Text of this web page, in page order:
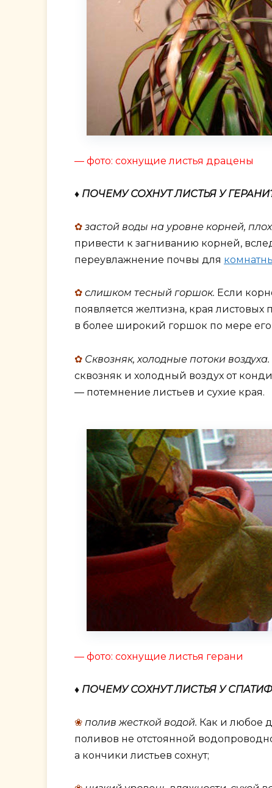
— фото: сохнущие листья драцены
♦ ПОЧЕМУ СОХНУТ ЛИСТЬЯ У
✿ застой воды на уровне корней,
привести к загниванию корней,
переувлажнение почвы для
✿ слишком тесный горшок. Если
появляется желтизна, края
в более широкий горшок по мере его
✿ Сквозняк, холодные потоки воздуха.
сквозняк и холодный воздух от
— потемнение листьев и сухие края.
— фото: сохнущие листья герани
♦ ПОЧЕМУ СОХНУТ ЛИСТЬЯ У
❀ полив жесткой водой. Как и любое
поливов не отстоянной
а кончики листьев сохнут;